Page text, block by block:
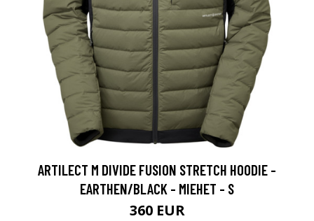
ARTILECT M DIVIDE FUSION STRETCH HOODIE -
EARTHEN/BLACK - MIEHET - S
360 EUR